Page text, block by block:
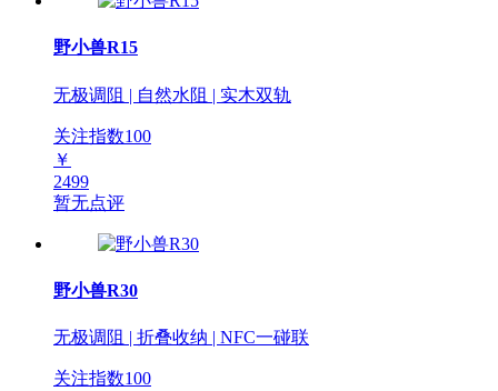
野小兽R15
无极调阻 | 自然水阻 | 实木双轨
关注指数100
￥
2499
暂无点评
野小兽R30
无极调阻 | 折叠收纳 | NFC一碰联
关注指数100